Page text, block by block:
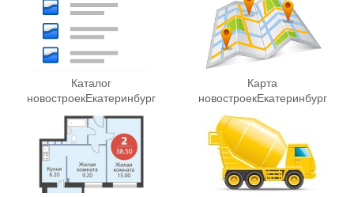
Каталог
новостроекЕкатеринбург
Карта
новостроекЕкатеринбург